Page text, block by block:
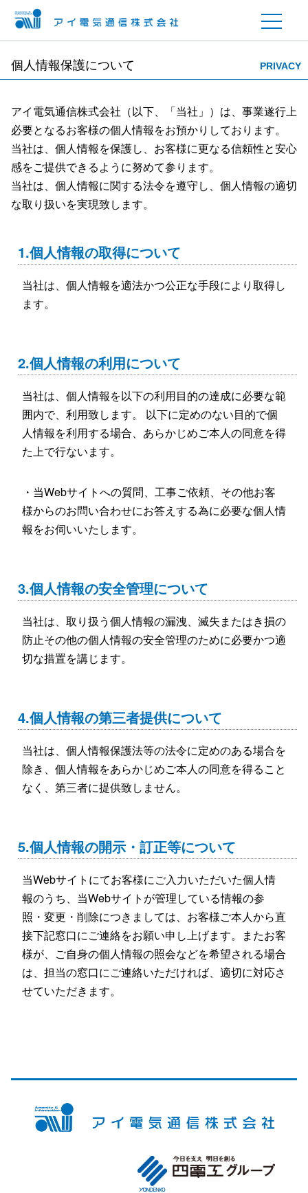
個人情報保護について PRIVACY
アイ電気通信株式会社（以下、「当社」）は、事業遂行上
必要となるお客様の個人情報をお預かりしております。
当社は、個人情報を保護し、お客様に更なる信頼性と安心
感をご提供できるように努めて参ります。
当社は、個人情報に関する法令を遵守し、個人情報の適切
な取り扱いを実現致します。
1.個人情報の取得について
当社は、個人情報を適法かつ公正な手段により取得し
ます。
2.個人情報の利用について
当社は、個人情報を以下の利用目的の達成に必要な範
囲内で、利用致します。 以下に定めのない目的で個
人情報を利用する場合、あらかじめご本人の同意を得
た上で行ないます。
・当Webサイトへの質問、工事ご依頼、その他お客
様からのお問い合わせにお答えする為に必要な個人情
報をお伺いいたします。
3.個人情報の安全管理について
当社は、取り扱う個人情報の漏洩、滅失またはき損の
防止その他の個人情報の安全管理のために必要かつ適
切な措置を講じます。
4.個人情報の第三者提供について
当社は、個人情報保護法等の法令に定めのある場合を
除き、個人情報をあらかじめご本人の同意を得ること
なく、第三者に提供致しません。
5.個人情報の開示・訂正等について
当Webサイトにてお客様にご入力いただいた個人情
報のうち、当Webサイトが管理している情報の参
照・変更・削除につきましては、お客様ご本人から直
接下記窓口にご連絡をお願い申し上げます。またお客
様が、ご自身の個人情報の照会などを希望される場合
は、担当の窓口にご連絡いただければ、適切に対応さ
せていただきます。